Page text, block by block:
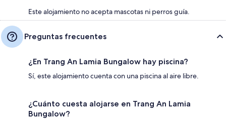
Este alojamiento no acepta mascotas ni perros guía.
Preguntas frecuentes
¿En Trang An Lamia Bungalow hay piscina?
Sí, este alojamiento cuenta con una piscina al aire libre.
¿Cuánto cuesta alojarse en Trang An Lamia
Bungalow?